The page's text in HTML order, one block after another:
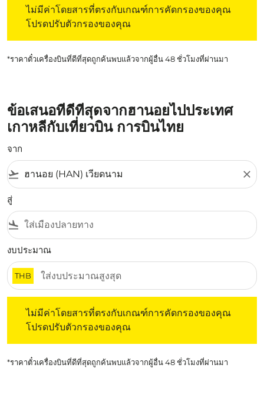
ไม่มีค่าโดยสารที่ตรงกับเกณฑ์การคัดกรองของคุณ
โปรดปรับตัวกรองของคุณ
*ราคาตั๋วเครื่องบินที่ดีที่สุดถูกค้นพบแล้วจากผู้อื่น 48 ชั่วโมงที่ผ่านมา
ข้อเสนอที่ดีที่สุดจากฮานอยไปประเทศ
เกาหลีกับเที่ยวบิน การบินไทย
จาก
flight_takeoff close
สู่
flight_land
งบประมาณ
THB
ไม่มีค่าโดยสารที่ตรงกับเกณฑ์การคัดกรองของคุณ
โปรดปรับตัวกรองของคุณ
*ราคาตั๋วเครื่องบินที่ดีที่สุดถูกค้นพบแล้วจากผู้อื่น 48 ชั่วโมงที่ผ่านมา